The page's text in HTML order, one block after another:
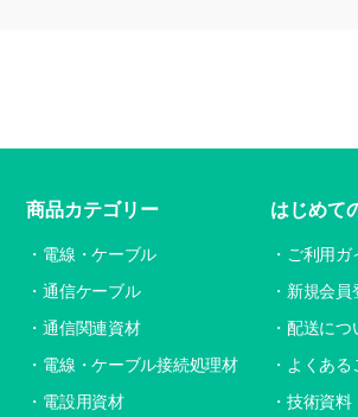
商品カテゴリー
電線・ケーブル
通信ケーブル
通信関連資材
電線・ケーブル接続処理材
電設用資材
はじめて
ご利用ガ
新規会員
配送につ
よくある
技術資料